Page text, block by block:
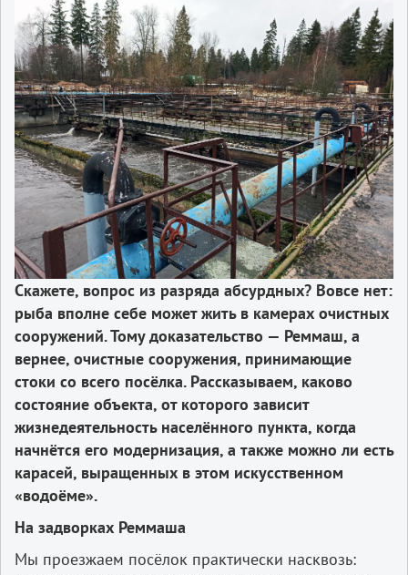
Скажете, вопрос из разряда абсурдных? Вовсе нет:
рыба вполне себе может жить в камерах очистных
сооружений. Тому доказательство — Реммаш, а
вернее, очистные сооружения, принимающие
стоки со всего посёлка. Рассказываем, каково
состояние объекта, от которого зависит
жизнедеятельность населённого пункта, когда
начнётся его модернизация, а также можно ли есть
карасей, выращенных в этом искусственном
«водоёме».
На задворках Реммаша
Мы проезжаем посёлок практически насквозь: